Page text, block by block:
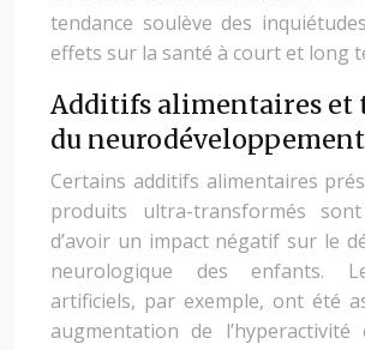
tendance soulève des
effets sur la santé à court et long
Additifs alimentaires et
du neurodéveloppement
Certains additifs alimentaires
produits ultra-transformés
d’avoir un impact négatif sur le
neurologique des enfants.
artificiels, par exemple, ont été
augmentation de l’hyperactivité